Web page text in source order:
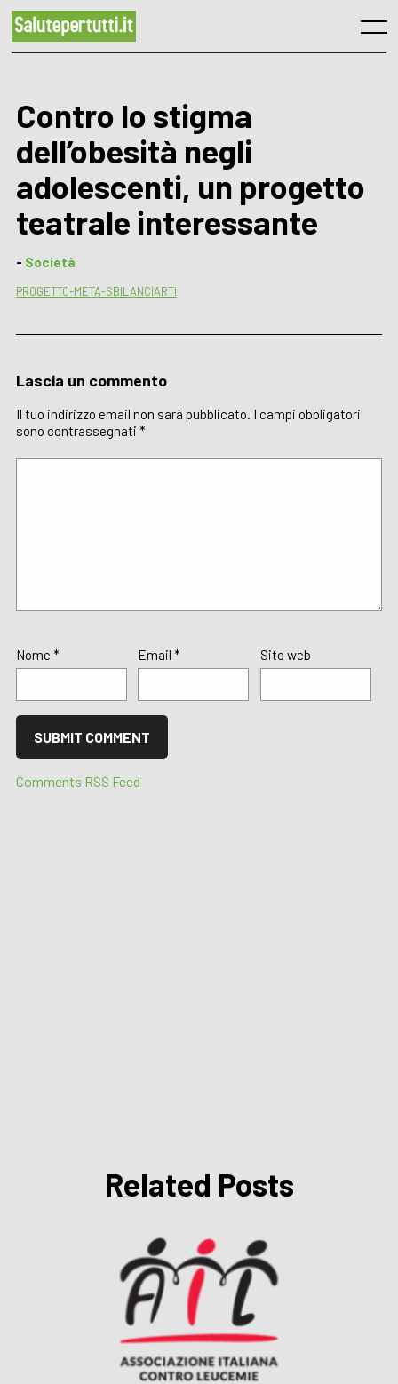
Skip
content
Menu
Contro lo stigma
dell’obesità negli
adolescenti, un progetto
teatrale interessante
- Società
PROGETTO-META-SBILANCIARTI
Lascia un commento
Il tuo indirizzo email non sarà pubblicato. I campi obbligatori
sono contrassegnati *
Nome * Email* Sito web
Comments RSS Feed
Related Posts